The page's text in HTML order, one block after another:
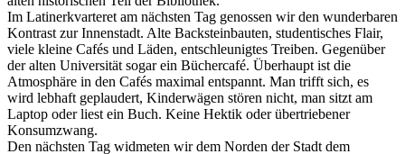
Im Latinerkvarteret am nächsten Tag genossen wir den wunderbaren
Kontrast zur Innenstadt. Alte Backsteinbauten, studentisches Flair,
viele kleine Cafés und Läden, entschleunigtes Treiben. Gegenüber
der alten Universität sogar ein Büchercafé. Überhaupt ist die
Atmosphäre in den Cafés maximal entspannt. Man trifft sich, es
wird lebhaft geplaudert, Kinderwägen stören nicht, man sitzt am
Laptop oder liest ein Buch. Keine Hektik oder übertriebener
Konsumzwang.
Den nächsten Tag widmeten wir dem Norden der Stadt dem